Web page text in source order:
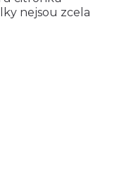
nejsou zcela